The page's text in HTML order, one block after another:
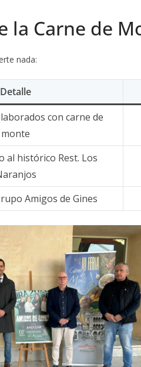
la Carne de
nada:
Detalle
con carne de
monte
al histórico Rest. Los
Amigos de Gines